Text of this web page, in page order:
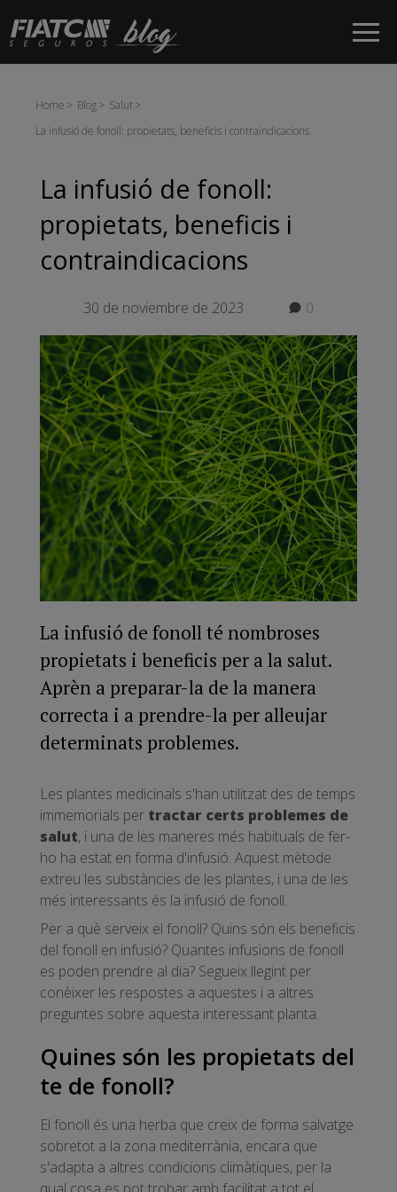
Salta al contingut principal
Home Blog
Salut
La infusió de fonoll: propietats, beneficis i contraindicacions
La infusió de fonoll:
propietats, beneficis i
contraindicacions
30 de noviembre de 2023 0
La infusió de fonoll té nombroses
propietats i beneficis per a la salut.
Aprèn a preparar-la de la manera
correcta i a prendre-la per alleujar
determinats problemes.
Les plantes medicinals s'han utilitzat des de temps
immemorials per tractar certs problemes de
salut, i una de les maneres més habituals de fer-
ho ha estat en forma d'infusió. Aquest mètode
extreu les substàncies de les plantes, i una de les
més interessants és la infusió de fonoll.
Per a què serveix el fonoll? Quins són els beneficis
del fonoll en infusió? Quantes infusions de fonoll
es poden prendre al dia? Segueix llegint per
conèixer les respostes a aquestes i a altres
preguntes sobre aquesta interessant planta.
Quines són les propietats del
te de fonoll?
El fonoll és una herba que creix de forma salvatge
sobretot a la zona mediterrània, encara que
s'adapta a altres condicions climàtiques, per la